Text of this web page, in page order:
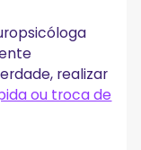
realizar
ou troca de